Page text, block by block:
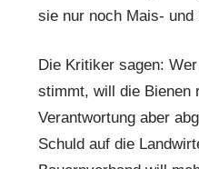
sie nur noch Mais-
Die Kritiker sagen:
stimmt, will die Bienen
Verantwortung aber
Schuld auf die